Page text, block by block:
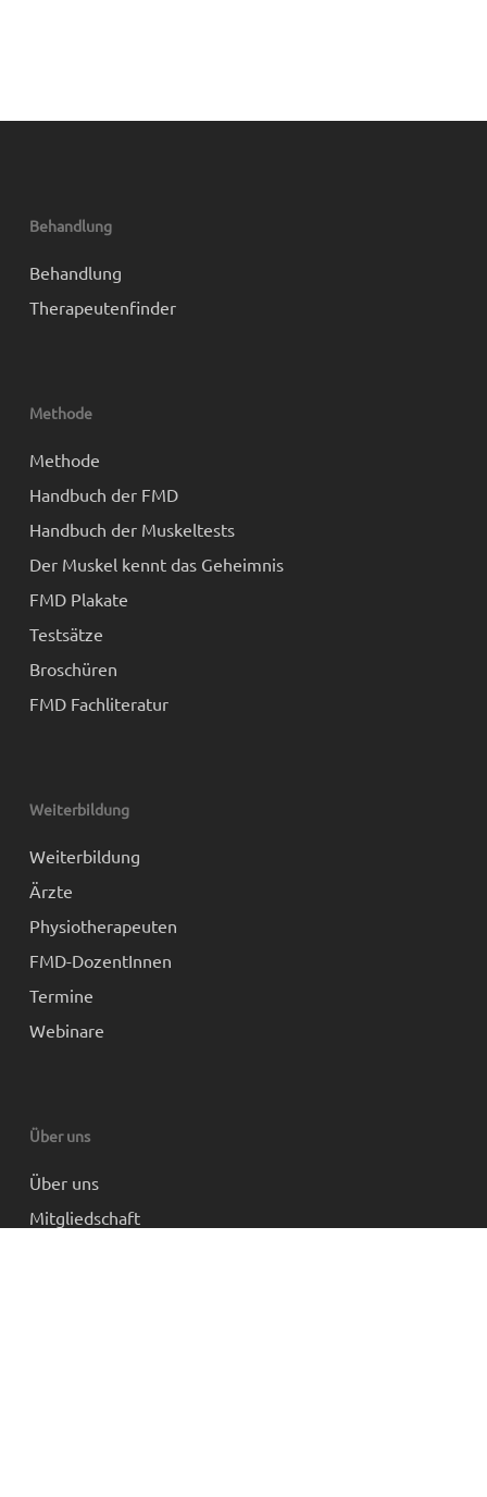
Behandlung
Behandlung
Therapeutenfinder
Methode
Methode
Handbuch der FMD
Handbuch der Muskeltests
Der Muskel kennt das Geheimnis
FMD Plakate
Testsätze
Broschüren
FMD Fachliteratur
Weiterbildung
Weiterbildung
Ärzte
Physiotherapeuten
FMD-DozentInnen
Termine
Webinare
Über uns
Über uns
Mitgliedschaft